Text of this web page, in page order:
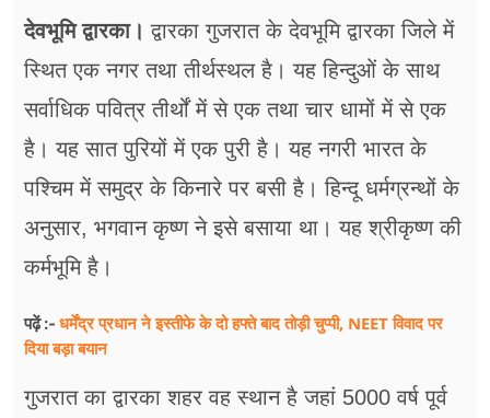
देवभूमि द्वारका। द्वारका गुजरात के देवभूमि द्वारका जिले में
स्थित एक नगर तथा तीर्थस्थल है। यह हिन्दुओं के साथ
सर्वाधिक पवित्र तीर्थों में से एक तथा चार धामों में से एक
है। यह सात पुरियों में एक पुरी है। यह नगरी भारत के
पश्चिम में समुद्र के किनारे पर बसी है। हिन्दू धर्मग्रन्थों के
अनुसार, भगवान कृष्ण ने इसे बसाया था। यह श्रीकृष्ण की
कर्मभूमि है।
पढ़ें :- धर्मेंद्र प्रधान ने इस्तीफे के दो हफ्ते बाद तोड़ी चुप्पी, NEET विवाद पर
दिया बड़ा बयान
गुजरात का द्वारका शहर वह स्थान है जहां 5000 वर्ष पूर्व